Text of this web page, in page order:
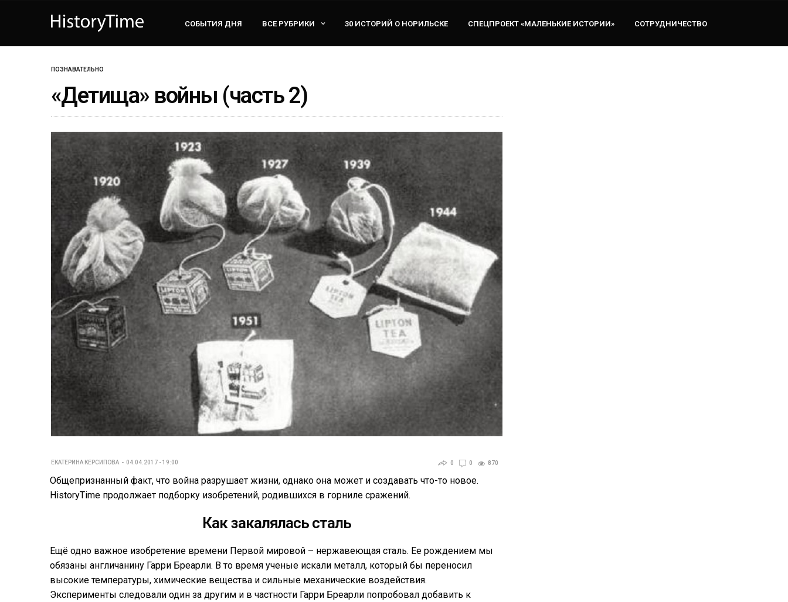
СОБЫТИЯ ДНЯ ВСЕ РУБРИКИ 30 ИСТОРИЙ О НОРИЛЬСКЕ СПЕЦПРОЕКТ «МАЛЕНЬКИЕ ИСТОРИИ» СОТРУДНИЧЕСТВО
ПОЗНАВАТЕЛЬНО
«Детища» войны (часть 2)
ЕКАТЕРИНА КЕРСИПОВА 04.04.2017 - 19:00 0 0 870
Общепризнанный факт, что война разрушает жизни, однако она может и создавать что-то новое.
HistoryTime продолжает подборку изобретений, родившихся в горниле сражений.
Как закалялась сталь
Ещё одно важное изобретение времени Первой мировой – нержавеющая сталь. Ее рождением мы
обязаны англичанину Гарри Бреарли. В то время ученые искали металл, который бы переносил
высокие температуры, химические вещества и сильные механические воздействия.
Эксперименты следовали один за другим и в частности Гарри Бреарли попробовал добавить к